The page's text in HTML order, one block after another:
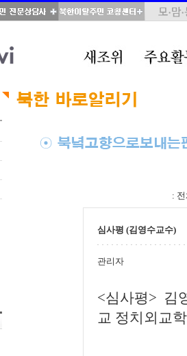
:
심사평 (김영수교수)
관리자
<심사평> 김
교 정치외교